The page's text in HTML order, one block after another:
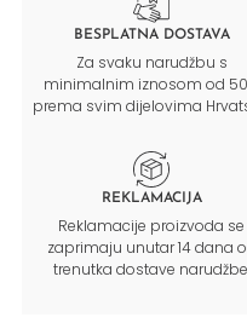
BESPLATNA DOSTAVA
Za svaku narudžbu s
minimalnim iznosom od
prema svim dijelovima
REKLAMACIJA
Reklamacije proizvoda se
zaprimaju unutar 14 dana
trenutka dostave